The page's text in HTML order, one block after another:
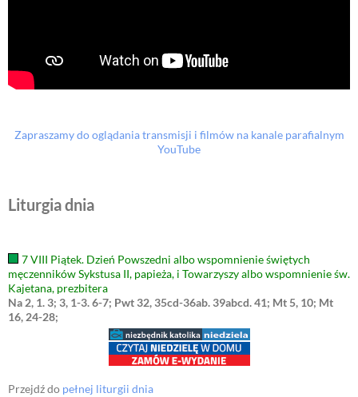
Zapraszamy do oglądania transmisji i filmów na kanale parafialnym
YouTube
Liturgia dnia
7 VIII Piątek. Dzień Powszedni albo wspomnienie świętych
męczenników Sykstusa II, papieża, i Towarzyszy albo wspomnienie św.
Kajetana, prezbitera
Na 2, 1. 3; 3, 1-3. 6-7; Pwt 32, 35cd-36ab. 39abcd. 41; Mt 5, 10; Mt
16, 24-28;
Przejdź do pełnej liturgii dnia